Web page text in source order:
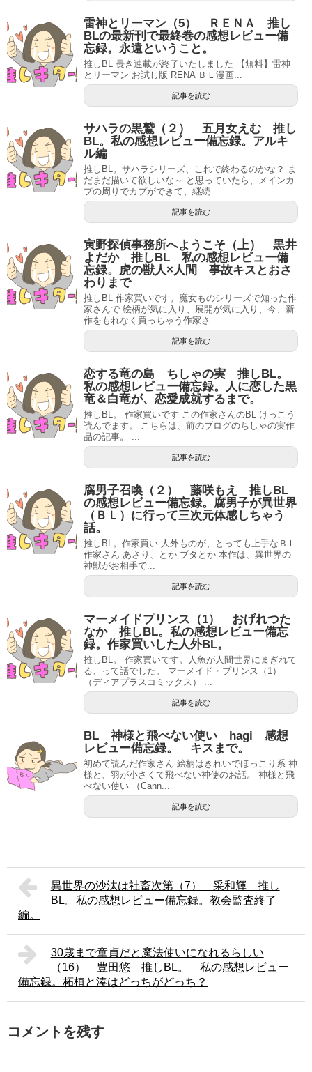
雷神とリーマン（5） ＲＥＮＡ 推し
BLの最新刊で最終巻の感想レビュー備
忘録。永遠ということ。
推しBL 長き連載が終了いたしました 【無料】雷神
とリーマン お試し版 RENA ＢＬ漫画...
記事を読む
サハラの黒鷲（２） 五月女えむ 推し
BL。私の感想レビュー備忘録。アルキ
ル編
推しBL。サハラシリーズ、これで終わるのかな？ ま
だまだ描いて欲しいな～ と思っていたら、メインカ
プの周りでカプができて、継続...
記事を読む
寅野探偵事務所へようこそ（上） 黒井
よだか 推しBL 私の感想レビュー備
忘録。虎の獣人×人間 事故キスとおさ
わりまで
推しBL 作家買いです。魔女ものシリーズで知った作
家さんで 絵柄が気に入り、展開が気に入り、今、新
作をもれなく買っちゃう作家さ...
記事を読む
恋する竜の島 ちしゃの実 推しBL。
私の感想レビュー備忘録。人に恋した黒
竜＆白竜が、恋愛成就するまで。
推しBL。 作家買いです この作家さんのBL けっこう
読んでます。 こちらは、前のブログのちしゃの実作
品の記事。 ...
記事を読む
腐男子召喚（２） 藤咲もえ 推しBL
の感想レビュー備忘録。腐男子が異世界
（ＢＬ）に行って三次元体感しちゃう
話。
推しBL。作家買い 人外ものが、とっても上手なＢＬ
作家さん あさり、とか ブタとか 本作は、異世界の
神獣がお相手で...
記事を読む
マーメイドプリンス（1） おげれつた
なか 推しBL。私の感想レビュー備忘
録。作家買いした人外BL。
推しBL。 作家買いです。人魚が人間世界にまぎれて
る、って話でした。 マーメイド・プリンス（1）
（ディアプラスコミックス） ...
記事を読む
BL 神様と飛べない使い hagi 感想
レビュー備忘録。 キスまで。
初めて読んだ作家さん 絵柄はきれいでほっこり系 神
様と、羽が小さくて飛べない神使のお話。 神様と飛
べない使い （Cann...
記事を読む
異世界の沙汰は社畜次第（7） 采和輝 推し
BL。私の感想レビュー備忘録。教会監査終了
編。
30歳まで童貞だと魔法使いになれるらしい
（16） 豊田悠 推しBL。 私の感想レビュー
備忘録。柘植と湊はどっちがどっち？
コメントを残す